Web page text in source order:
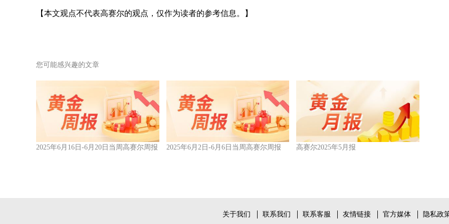
【本文观点不代表高赛尔的观点，仅作为读者的参考信息。】
您可能感兴趣的文章
2025年6月16日-6月20日当周高赛尔周报 2025年6月2日-6月6日当周高赛尔周报 高赛尔2025年5月报
关于我们 联系我们 联系客服 友情链接 官方媒体 隐私政